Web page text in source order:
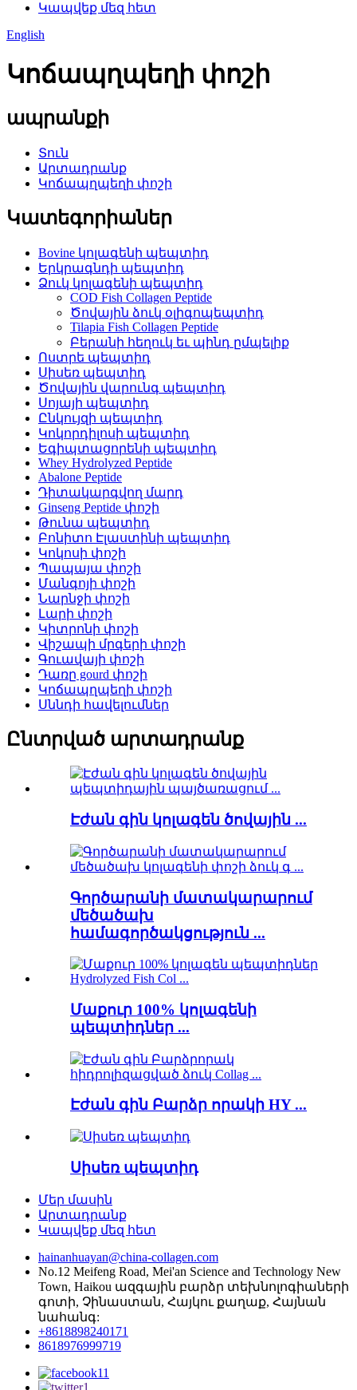
Կապվեք մեզ հետ
English
Կոճապղպեղի փոշի
ապրանքի
Տուն
Արտադրանք
Կոճապղպեղի փոշի
Կատեգորիաներ
Bovine կոլագենի պեպտիդ
Երկրագնդի պեպտիդ
Ձուկ կոլագենի պեպտիդ
COD Fish Collagen Peptide
Ծովային ձուկ օլիգոպեպտիդ
Tilapia Fish Collagen Peptide
Բերանի հեղուկ եւ պինդ ըմպելիք
Ոստրե պեպտիդ
Սիսեռ պեպտիդ
Ծովային վարունգ պեպտիդ
Սոյայի պեպտիդ
Ընկույզի պեպտիդ
Կոկորդիլոսի պեպտիդ
Եգիպտացորենի պեպտիդ
Whey Hydrolyzed Peptide
Abalone Peptide
Դիտակարգվող մարդ
Ginseng Peptide փոշի
Թունա պեպտիդ
Բոնիտո Էլաստինի պեպտիդ
Կոկոսի փոշի
Պապայա փոշի
Մանգոյի փոշի
Նարնջի փոշի
Լարի փոշի
Կիտրոնի փոշի
Վիշապի մրգերի փոշի
Գուավայի փոշի
Դառը gourd փոշի
Կոճապղպեղի փոշի
Սննդի հավելումներ
Ընտրված արտադրանք
Էժան գին կոլագեն ծովային ...
Գործարանի մատակարարում
մեծածախ
համագործակցություն ...
Մաքուր 100% կոլագենի
պեպտիդներ ...
Էժան գին Բարձր որակի HY ...
Սիսեռ պեպտիդ
Մեր մասին
Արտադրանք
Կապվեք մեզ հետ
hainanhuayan@china-collagen.com
No.12 Meifeng Road, Mei'an Science and Technology New
Town, Haikou ազգային բարձր տեխնոլոգիաների
գոտի, Չինաստան, Հայկու քաղաք, Հայնան
նահանգ:
+8618898240171
8618976999719